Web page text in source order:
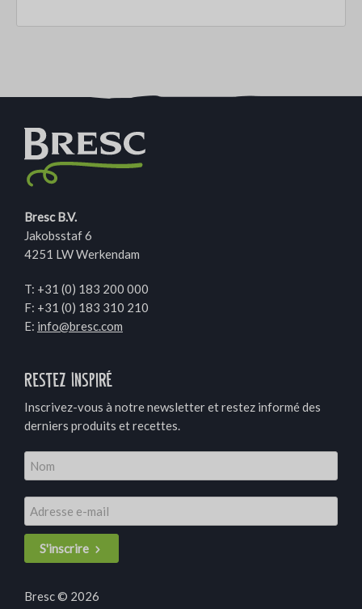
Bresc B.V.
Jakobsstaf 6
4251 LW Werkendam
T: +31 (0) 183 200 000
F: +31 (0) 183 310 210
E: info@bresc.com
Restez Inspiré
Inscrivez-vous à notre newsletter et restez informé des
derniers produits et recettes.
S'inscrire
Bresc © 2026